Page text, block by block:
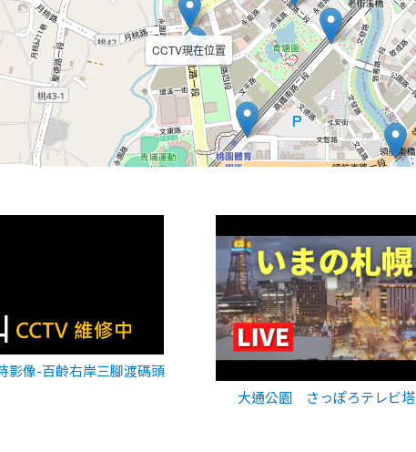
CCTV現在位置
影像-百齡右岸三腳渡碼頭
大通公園 さっぽろテレビ塔